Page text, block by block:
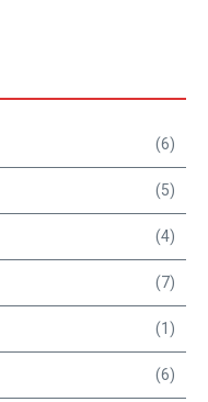
(6)
(5)
(4)
(7)
(1)
(6)